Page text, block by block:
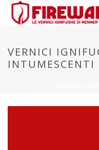
VERNICI
INTUMESCENTI